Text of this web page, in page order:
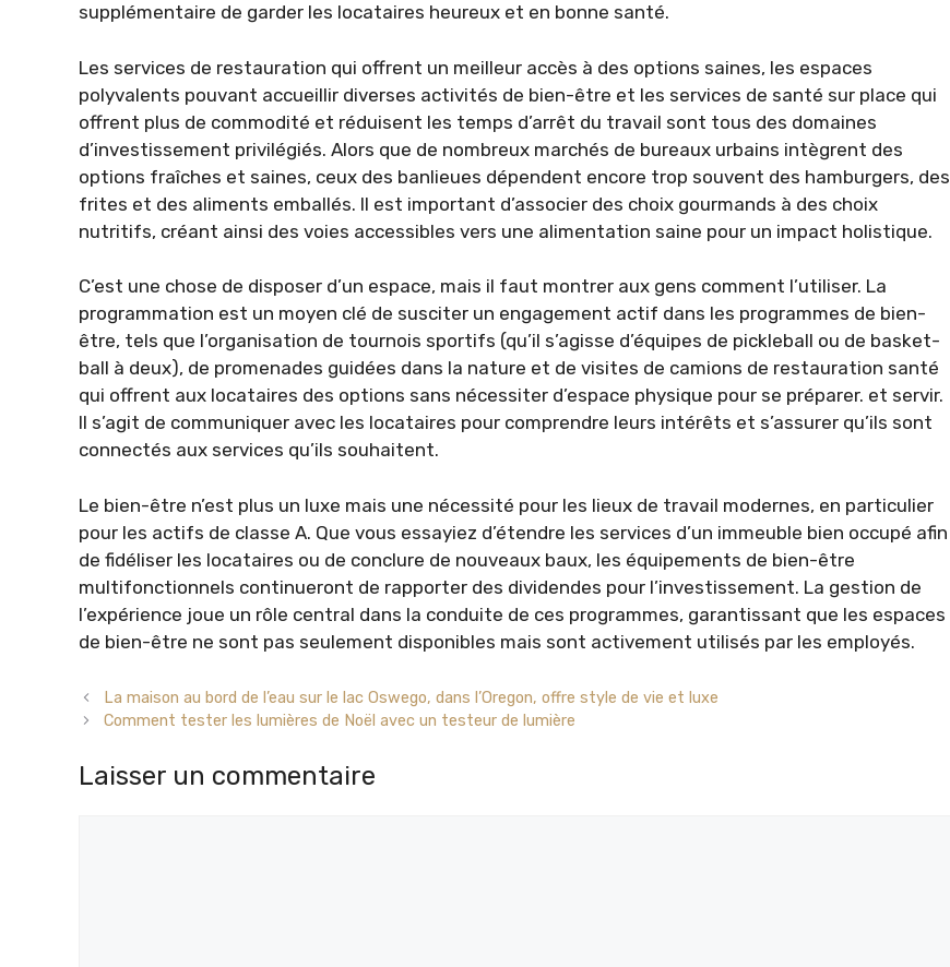
supplémentaire de garder les locataires heureux et en bonne santé.
Les services de restauration qui offrent un meilleur accès à des options saines, les espaces
polyvalents pouvant accueillir diverses activités de bien-être et les services de santé sur place qui
offrent plus de commodité et réduisent les temps d’arrêt du travail sont tous des domaines
d’investissement privilégiés. Alors que de nombreux marchés de bureaux urbains intègrent des
options fraîches et saines, ceux des banlieues dépendent encore trop souvent des hamburgers, des
frites et des aliments emballés. Il est important d’associer des choix gourmands à des choix
nutritifs, créant ainsi des voies accessibles vers une alimentation saine pour un impact holistique.
C’est une chose de disposer d’un espace, mais il faut montrer aux gens comment l’utiliser. La
programmation est un moyen clé de susciter un engagement actif dans les programmes de bien-
être, tels que l’organisation de tournois sportifs (qu’il s’agisse d’équipes de pickleball ou de basket-
ball à deux), de promenades guidées dans la nature et de visites de camions de restauration santé
qui offrent aux locataires des options sans nécessiter d’espace physique pour se préparer. et servir.
Il s’agit de communiquer avec les locataires pour comprendre leurs intérêts et s’assurer qu’ils sont
connectés aux services qu’ils souhaitent.
Le bien-être n’est plus un luxe mais une nécessité pour les lieux de travail modernes, en particulier
pour les actifs de classe A. Que vous essayiez d’étendre les services d’un immeuble bien occupé afin
de fidéliser les locataires ou de conclure de nouveaux baux, les équipements de bien-être
multifonctionnels continueront de rapporter des dividendes pour l’investissement. La gestion de
l’expérience joue un rôle central dans la conduite de ces programmes, garantissant que les espaces
de bien-être ne sont pas seulement disponibles mais sont activement utilisés par les employés.
La maison au bord de l’eau sur le lac Oswego, dans l’Oregon, offre style de vie et luxe
Comment tester les lumières de Noël avec un testeur de lumière
Laisser un commentaire